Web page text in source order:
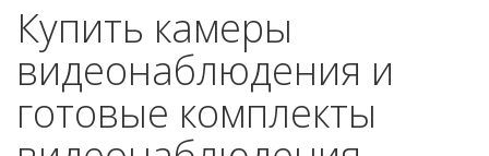
Купить камеры
видеонаблюдения и
готовые комплекты